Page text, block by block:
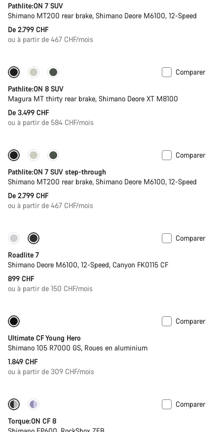
Pathlite:ON 7 SUV
Shimano MT200 rear brake, Shimano Deore M6100, 12-Speed
De 2.799 CHF
ou à partir de 467 CHF/mois
Comparer
Pathlite:ON 8 SUV
Magura MT thirty rear brake, Shimano Deore XT M8100
De 3.499 CHF
ou à partir de 584 CHF/mois
Comparer
Pathlite:ON 7 SUV step-through
Shimano MT200 rear brake, Shimano Deore M6100, 12-Speed
De 2.799 CHF
ou à partir de 467 CHF/mois
Disponible uniquement en S
Comparer
Roadlite 7
Shimano Deore M6100, 12-Speed, Canyon FK0115 CF
899 CHF
ou à partir de 150 CHF/mois
Comparer
Ultimate CF Young Hero
Shimano 105 R7000 GS, Roues en aluminium
1.849 CHF
ou à partir de 309 CHF/mois
-22%
Comparer
Torque:ON CF 8